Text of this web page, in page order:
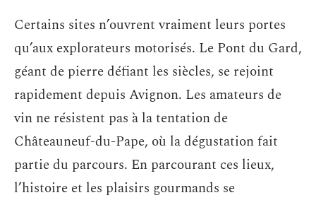
Certains sites n’ouvrent vraiment leurs portes
qu’aux explorateurs motorisés. Le Pont du Gard,
géant de pierre défiant les siècles, se rejoint
rapidement depuis Avignon. Les amateurs de
vin ne résistent pas à la tentation de
Châteauneuf-du-Pape, où la dégustation fait
partie du parcours. En parcourant ces lieux,
l’histoire et les plaisirs gourmands se